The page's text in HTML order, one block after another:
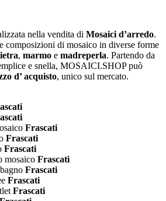
nella vendita di Mosaici d’arredo.
composizioni di mosaico in diverse forme
, marmo e madreperla. Partendo da
e snella, MOSAICI.SHOP può
d’ acquisto, unico sul mercato.
Frascati
Frascati
Frascati
mosaico Frascati
Frascati
Frascati
Frascati